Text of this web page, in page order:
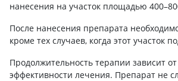
нанесения на участок площадью
После нанесения препарата
кроме тех случаев, когда этот участок
Продолжительность терапии зависит
эффективности лечения. Препарат не